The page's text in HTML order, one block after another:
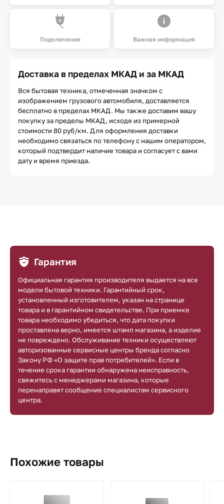
Подключение Важная информация
Доставка в пределах МКАД и за МКАД
Вся бытовая техника, отмеченная значком с
изображением грузового автомобиля, доставляется
бесплатно в пределах МКАД. Мы также доставим вашу
покупку за пределы МКАД, исходя из примерной
стоимости 80 руб/км. Для оформления доставки
необходимо связаться по телефону с нашим оператором,
который подтвердит наличие товара и согласует с вами
дату и время приезда.
Гарантия
Официальная гарантия производителя выдается на все
модели бытовой техники. Гарантийный срок,
установленный изготовителем, указан на странице
товара и в гарантийном свидетельстве. При приемке
товара необходимо убедиться, что дата покупки
проставлена верно, имеется штамп магазина, а изделие
не повреждено. Обслуживание техники осуществляют
авторизованные сервисные центры бренда согласно
Закону РФ «О защите прав потребителей». Если в
течение срока гарантии обнаружена неисправность,
свяжитесь с менеджерами магазина, которые
перенаправят сообщение специалистам сервисного
центра.
Похожие товары